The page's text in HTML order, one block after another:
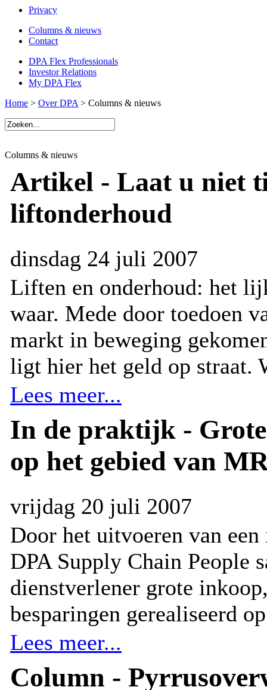
Privacy
Columns & nieuws
Contact
DPA Flex Professionals
Investor Relations
My DPA Flex
Home > Over DPA > Columns & nieuws
Columns & nieuws
Artikel - Laat u niet
liftonderhoud
dinsdag 24 juli 2007
Liften en onderhoud: het
waar. Mede door toedoen
markt in beweging
ligt hier het geld op straat.
Lees meer...
In de praktijk - Grote
op het gebied van
vrijdag 20 juli 2007
Door het uitvoeren van
DPA Supply Chain People
dienstverlener grote
besparingen gerealiseerd
Lees meer...
Column -